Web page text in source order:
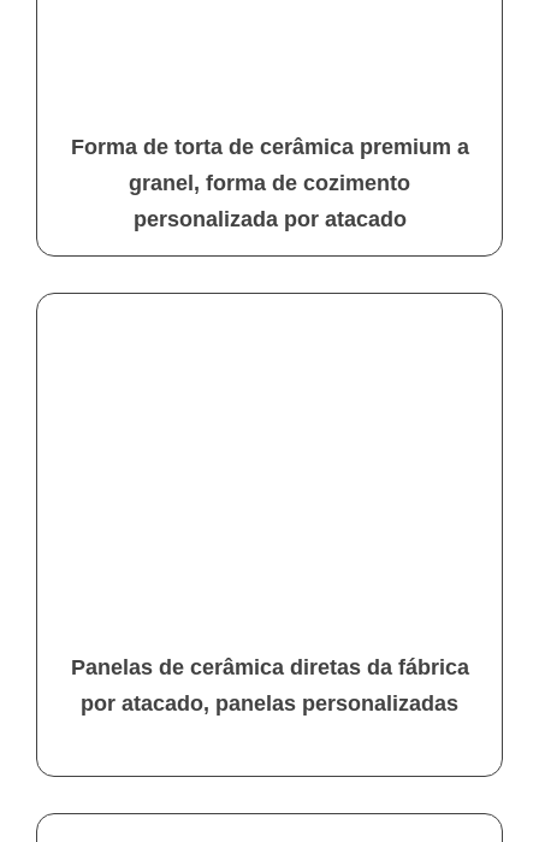
Forma de torta de cerâmica premium a
granel, forma de cozimento
personalizada por atacado
Panelas de cerâmica diretas da fábrica
por atacado, panelas personalizadas